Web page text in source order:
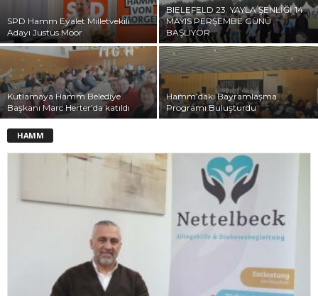
SPD Hamm Eyalet Milletvekili
Adayı Justus Moor
BIELEFELD 23. YAYLA ŞENLİĞİ 14
MAYIS PERŞEMBE GÜNÜ
BAŞLIYOR
Kutlamaya Hamm Belediye
Başkanı Marc Herter’da katıldı
Hamm’daki Bayramlaşma
Programı Buluşturdu
HAMM